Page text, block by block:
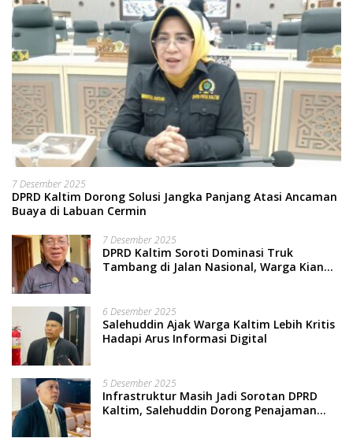
7 Desember 2025
DPRD Kaltim Dorong Solusi Jangka Panjang Atasi Ancaman
Buaya di Labuan Cermin
7 Desember 2025
DPRD Kaltim Soroti Dominasi Truk
Tambang di Jalan Nasional, Warga Kian
6 Desember 2025
Salehuddin Ajak Warga Kaltim Lebih Kritis
Hadapi Arus Informasi Digital
5 Desember 2025
Infrastruktur Masih Jadi Sorotan DPRD
Kaltim, Salehuddin Dorong Penajaman